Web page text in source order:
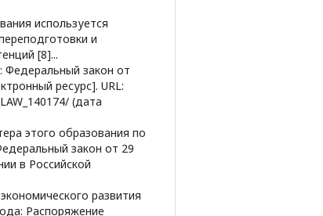
используется
и
[8]...
Федеральный закон от
ресурс]. URL:
(дата
этого образования по
закон от 29
в Российской
развития
Распоряжение